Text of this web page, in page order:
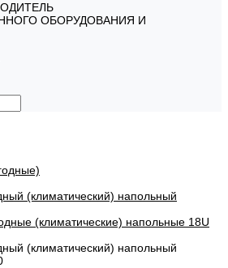
ОБОРУДОВАНИЯ И
(климатический) напольный
(климатические) напольные 18U
(климатический) напольный